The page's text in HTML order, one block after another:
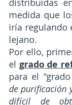
distribuidas
medida que
iría regulando
lejano.
Por ello,
el grado de
para el
de purificación
difícil de